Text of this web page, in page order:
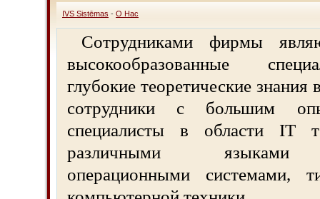
IVS Sistēmas - О Нас
Сотрудниками фирмы
высокообразованные
глубокие теоретические знания
сотрудники с большим
специалисты в области IT
различными языками
операционными